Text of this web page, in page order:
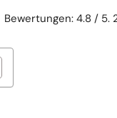
Bewertungen: 4.8 / 5.